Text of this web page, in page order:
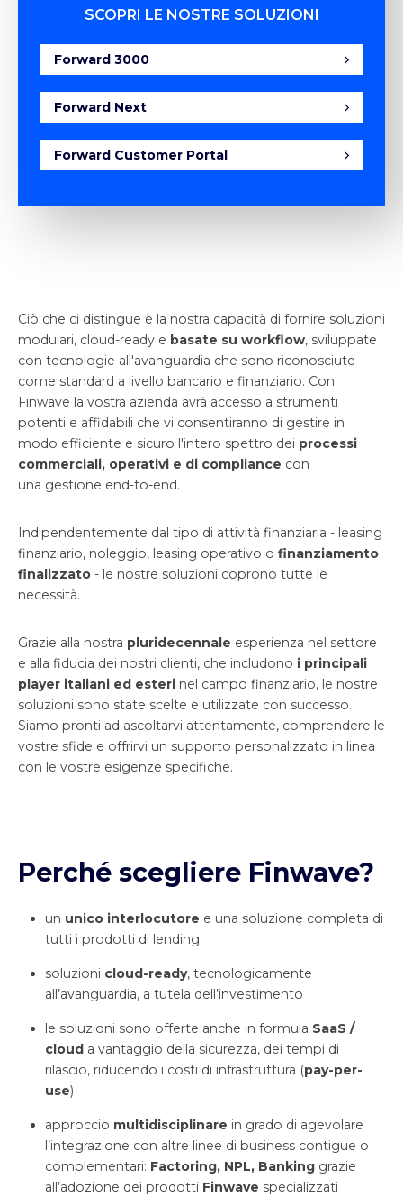
SCOPRI LE NOSTRE SOLUZIONI
Forward 3000
Forward Next
Forward Customer Portal
Ciò che ci distingue è la nostra capacità di fornire soluzioni
modulari, cloud-ready e basate su workflow, sviluppate
con tecnologie all'avanguardia che sono riconosciute
come standard a livello bancario e finanziario. Con
Finwave la vostra azienda avrà accesso a strumenti
potenti e affidabili che vi consentiranno di gestire in
modo efficiente e sicuro l'intero spettro dei processi
commerciali, operativi e di compliance con
una gestione end-to-end.
Indipendentemente dal tipo di attività finanziaria - leasing
finanziario, noleggio, leasing operativo o finanziamento
finalizzato - le nostre soluzioni coprono tutte le
necessità.
Grazie alla nostra pluridecennale esperienza nel settore
e alla fiducia dei nostri clienti, che includono i principali
player italiani ed esteri nel campo finanziario, le nostre
soluzioni sono state scelte e utilizzate con successo.
Siamo pronti ad ascoltarvi attentamente, comprendere le
vostre sfide e offrirvi un supporto personalizzato in linea
con le vostre esigenze specifiche.
Perché scegliere Finwave?
un unico interlocutore e una soluzione completa di
tutti i prodotti di lending
soluzioni cloud-ready, tecnologicamente
all’avanguardia, a tutela dell’investimento
le soluzioni sono offerte anche in formula SaaS /
cloud a vantaggio della sicurezza, dei tempi di
rilascio, riducendo i costi di infrastruttura (pay-per-
use)
approccio multidisciplinare in grado di agevolare
l’integrazione con altre linee di business contigue o
complementari: Factoring, NPL, Banking grazie
all’adozione dei prodotti Finwave specializzati